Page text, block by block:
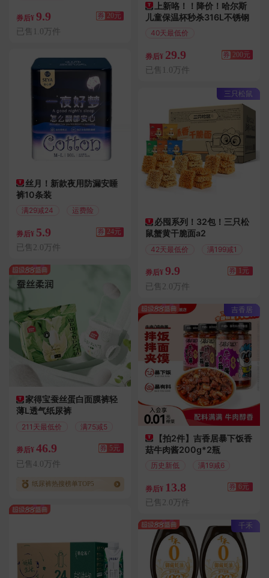
券后¥ 9.9 券 20元
已售1.0万件
丝月！新款夜用防漏安睡
裤10条装
满29减24 运费险
券后¥ 5.9 券 24元
已售2.0万件
家得宝蚕丝蛋白面膜裤轻
薄L透气纸尿裤
211天最低价 满75减5
券后¥ 46.9 券 5元
已售4.0万件
纸尿裤热搜榜单TOP5
上新咯！！降价！哈尔斯
儿童保温杯秒杀316L不锈钢
40天最低价
券后¥ 29.9 券 200元
已售1.0万件
三只松鼠
必囤系列！32包！三只松
鼠蟹黄干脆面a2
42天最低价 满199减1
券后¥ 9.9 券 1元
已售2.0万件
吉香居
【拍2件】吉香居暴下饭香
菇牛肉酱200g*2瓶
历史新低 满19减6
券后¥ 13.8 券 6元
已售2.0万件
千禾